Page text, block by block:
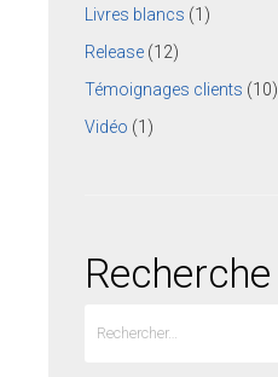
Livres blancs (1)
Release (12)
Témoignages clients (10)
Vidéo (1)
Recherche